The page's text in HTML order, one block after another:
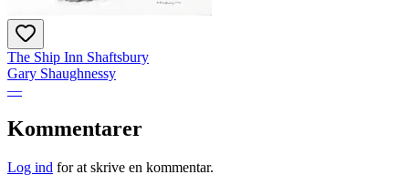
The Ship Inn Shaftsbury
Gary Shaughnessy
—
Kommentarer
Log ind for at skrive en kommentar.